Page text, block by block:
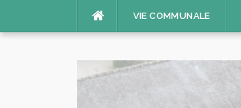
VIE COMMUNALE